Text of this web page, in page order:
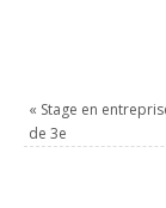
« Stage en
de 3e